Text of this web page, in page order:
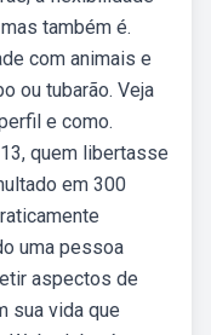
também é.
com animais e
ou tubarão. Veja
e como.
quem libertasse
em 300
uma pessoa
aspectos de
sua vida que